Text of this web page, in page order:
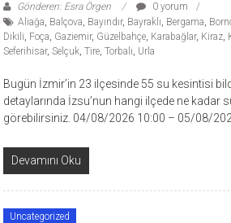
Gönderen: Esra Örgen
0 yorum
Aliağa, Balçova, Bayındır, Bayraklı, Bergama,
Dikili, Foça, Gaziemir, Güzelbahçe, Karabağlar, Kiraz,
Seferihisar,Selçuk,Tire,Torbalı, Urla
Bugün İzmir’in 23 ilçesinde 55 su kesintisi
detaylarında İzsu’nun hangi ilçede ne kadar
görebilirsiniz. 04/08/2026 10:00 – 05/08/
Devamını Oku
Uncategorized